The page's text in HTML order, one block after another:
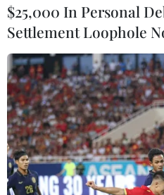
Trà Thái Nguyên, một trong
(Ảnh: Nhật
$25,000 In Personal
Settlement Loophole